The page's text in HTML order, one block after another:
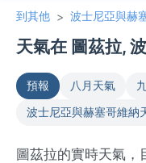
到其他 > 波士尼亞與赫
天氣在 圖茲拉,
預報 八月天氣
波士尼亞與赫塞哥維納
圖茲拉的實時天氣，